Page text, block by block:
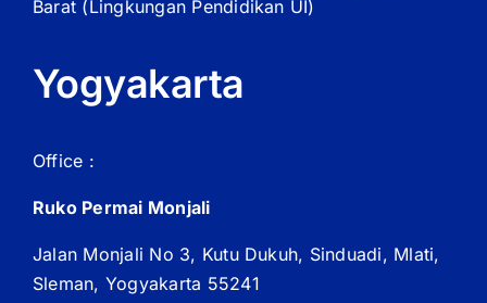
Barat (Lingkungan Pendidikan UI)
Yogyakarta
Office :
Ruko Permai Monjali
Jalan Monjali No 3, Kutu Dukuh, Sinduadi, Mlati,
Sleman, Yogyakarta 55241